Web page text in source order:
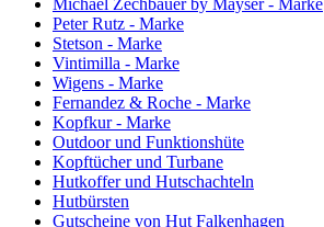
Peter Rutz - Marke
Stetson - Marke
Vintimilla - Marke
Wigens - Marke
Fernandez & Roche - Marke
Kopfkur - Marke
Outdoor und Funktionshüte
Kopftücher und Turbane
Hutkoffer und Hutschachteln
Hutbürsten
Gutscheine von Hut Falkenhagen